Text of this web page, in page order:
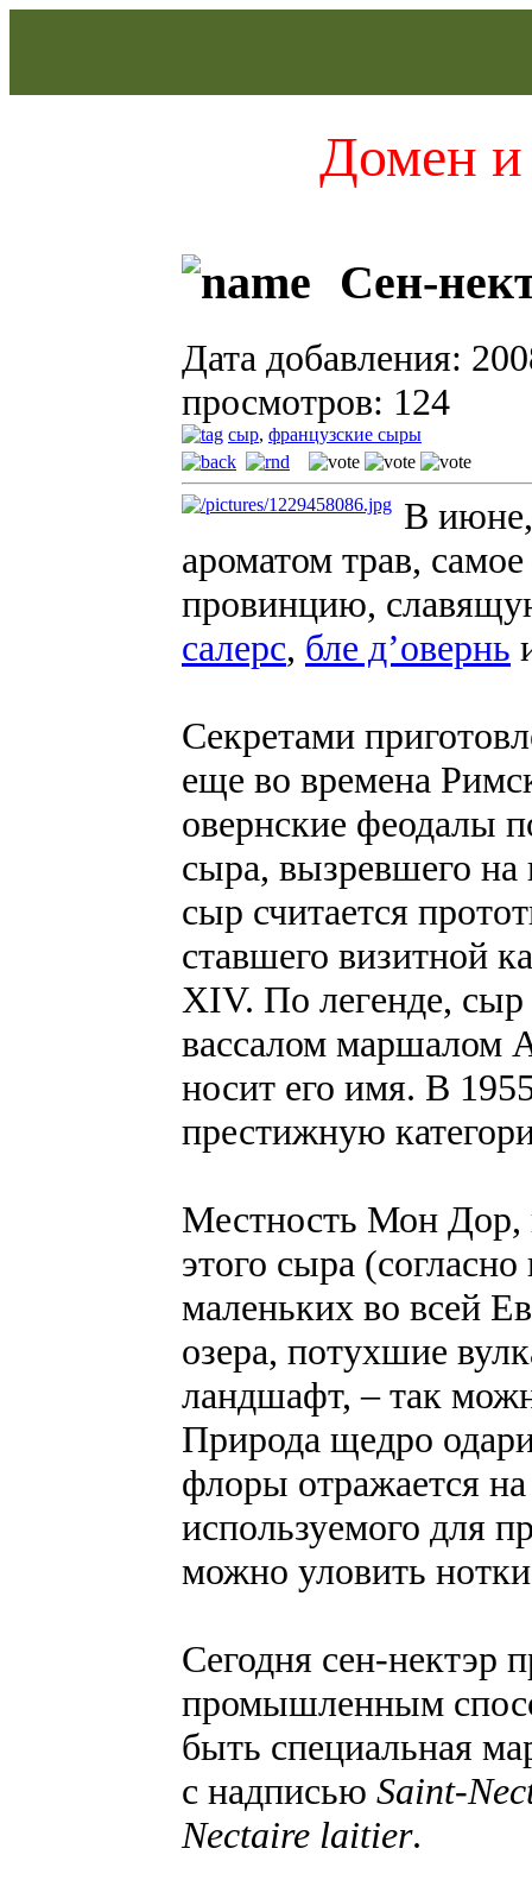
Домен и
Сен-
Дата добавления:
просмотров: 124
сыр, французские сыры
В июне,
ароматом трав,
провинцию,
салерс, бле д’овернь
Секретами
еще во времена
овернские феодалы
сыра, вызревшего
сыр считается
ставшего визитной
XIV. По легенде,
вассалом маршалом
носит его имя. В
престижную
Местность Мон Дор,
этого сыра
маленьких во всей
озера, потухшие
ландшафт, – так
Природа щедро
флоры отражается
используемого для
можно уловить
Сегодня сен-нектэр
промышленным
быть специальная
с надписью Saint-
Nectaire laitier.